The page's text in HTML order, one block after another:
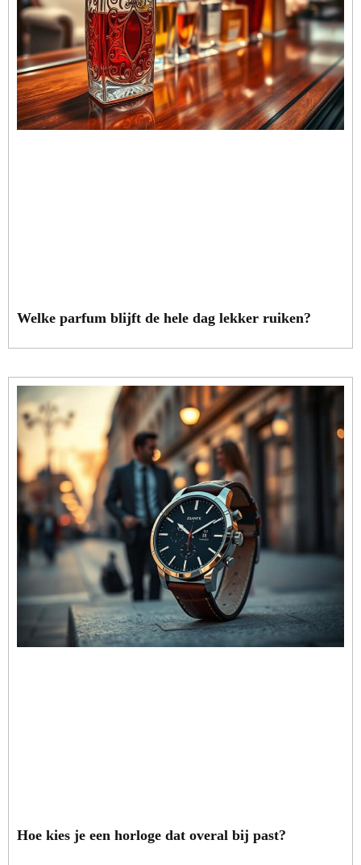
Welke parfum blijft de hele dag lekker ruiken?
Hoe kies je een horloge dat overal bij past?